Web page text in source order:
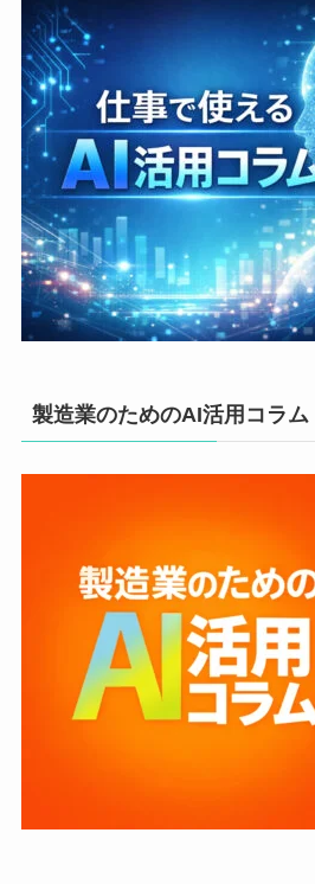
製造業のためのAI活用コラム